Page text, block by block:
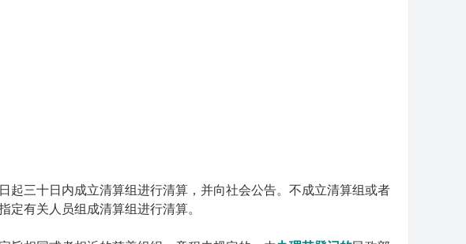
起三十日内成立清算组进行清算，并向社会公告。不成立清算组或者
定有关人员组成清算组进行清算。